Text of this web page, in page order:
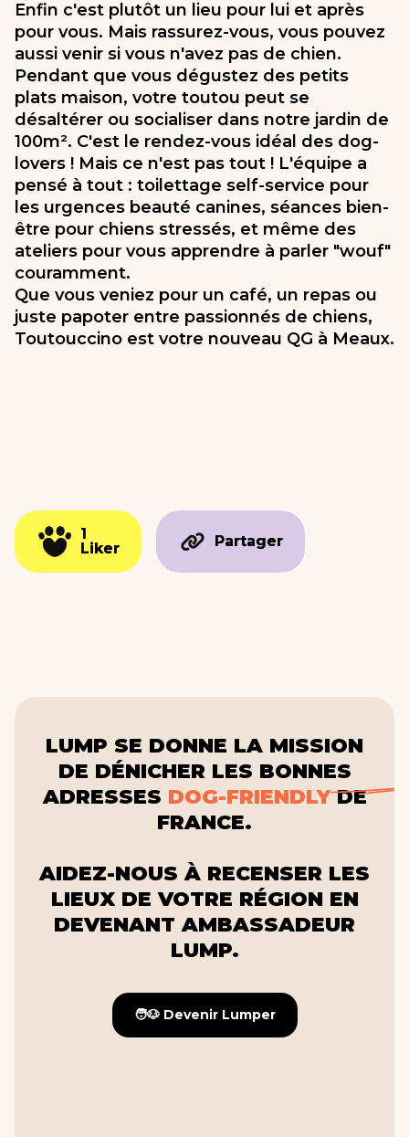
Enfin c'est plutôt un lieu pour lui et après
pour vous. Mais rassurez-vous, vous pouvez
aussi venir si vous n'avez pas de chien.
Pendant que vous dégustez des petits
plats maison, votre toutou peut se
désaltérer ou socialiser dans notre jardin de
100m². C'est le rendez-vous idéal des dog-
lovers ! Mais ce n'est pas tout ! L'équipe a
pensé à tout : toilettage self-service pour
les urgences beauté canines, séances bien-
être pour chiens stressés, et même des
ateliers pour vous apprendre à parler "wouf"
couramment.
Que vous veniez pour un café, un repas ou
juste papoter entre passionnés de chiens,
Toutouccino est votre nouveau QG à Meaux.
1
Liker
1
Liker
Partager
Partager
LUMP SE DONNE LA MISSION
DE DÉNICHER LES BONNES
ADRESSES DOG-FRIENDLYDE
FRANCE.
AIDEZ-NOUS À RECENSER LES
LIEUX DE VOTRE RÉGION EN
DEVENANT AMBASSADEUR
LUMP.
🧑🐶 Devenir Lumper
🧑🐶 Devenir Lumper